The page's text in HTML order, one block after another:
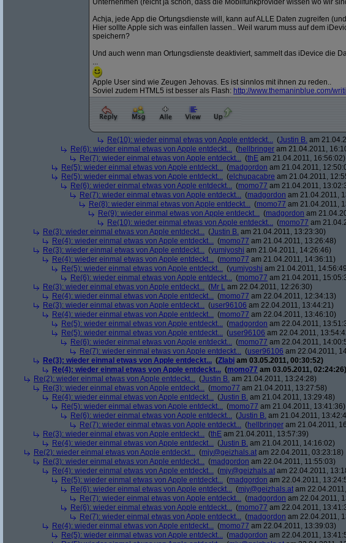
Unternehmen (reicht ja schon, dass die Mobilfunkprovider wissen wo wir
Achja, jede App die Ortungsdienste will, kann auf ALLE Daten zugreifen
Hier sollte Apple sich was einfallen lassen.. Weil warum muss auf dem
speichern?
Und auch wenn man Ortungsdienste deaktiviert, sammelt das iDevice die
...
Apple User sind wie Zeugen Jehovas. Es ist sinnlos mit ihnen zu reden..
Soviel zudem HTML5 ist besser als Flash: http://www.themaninblue.com/
Re(10): wieder einmal etwas von Apple entdeckt... (Justin B. am
Re(6): wieder einmal etwas von Apple entdeckt... (hellbringer am 21.04.2011,
Re(7): wieder einmal etwas von Apple entdeckt... (thE am 21.04.2011, 16:56:02)
Re(5): wieder einmal etwas von Apple entdeckt... (madgordon am 21.04.2011,
Re(5): wieder einmal etwas von Apple entdeckt... (elchupacabre am 21.04.2011,
Re(6): wieder einmal etwas von Apple entdeckt... (momo77 am 21.04.2011,
Re(7): wieder einmal etwas von Apple entdeckt... (madgordon am 21.04.2011,
Re(8): wieder einmal etwas von Apple entdeckt... (momo77 am 21.04.2011,
Re(9): wieder einmal etwas von Apple entdeckt... (madgordon am
Re(10): wieder einmal etwas von Apple entdeckt... (momo77 am
Re(3): wieder einmal etwas von Apple entdeckt... (Justin B. am 21.04.2011, 13:23:30)
Re(4): wieder einmal etwas von Apple entdeckt... (momo77 am 21.04.2011, 13:26:48)
Re(3): wieder einmal etwas von Apple entdeckt... (yumiyoshi am 21.04.2011, 14:26:46)
Re(4): wieder einmal etwas von Apple entdeckt... (momo77 am 21.04.2011, 14:36:11)
Re(5): wieder einmal etwas von Apple entdeckt... (yumiyoshi am 21.04.2011,
Re(6): wieder einmal etwas von Apple entdeckt... (momo77 am 21.04.2011,
Re(3): wieder einmal etwas von Apple entdeckt... (Mr L am 22.04.2011, 12:26:30)
Re(4): wieder einmal etwas von Apple entdeckt... (momo77 am 22.04.2011, 12:34:13)
Re(3): wieder einmal etwas von Apple entdeckt... (user96106 am 22.04.2011, 13:44:21)
Re(4): wieder einmal etwas von Apple entdeckt... (momo77 am 22.04.2011, 13:46:10)
Re(5): wieder einmal etwas von Apple entdeckt... (madgordon am 22.04.2011,
Re(5): wieder einmal etwas von Apple entdeckt... (user96106 am 22.04.2011,
Re(6): wieder einmal etwas von Apple entdeckt... (momo77 am 22.04.2011,
Re(7): wieder einmal etwas von Apple entdeckt... (user96106 am 22.04.2011,
Re(3): wieder einmal etwas von Apple entdeckt... (Zlabi am 03.05.2011, 00:30:52)
Re(4): wieder einmal etwas von Apple entdeckt... (momo77 am 03.05.2011, 02:24:26)
Re(2): wieder einmal etwas von Apple entdeckt... (Justin B. am 21.04.2011, 13:24:28)
Re(3): wieder einmal etwas von Apple entdeckt... (momo77 am 21.04.2011, 13:27:58)
Re(4): wieder einmal etwas von Apple entdeckt... (Justin B. am 21.04.2011, 13:29:48)
Re(5): wieder einmal etwas von Apple entdeckt... (momo77 am 21.04.2011, 13:41:36)
Re(6): wieder einmal etwas von Apple entdeckt... (Justin B. am 21.04.2011,
Re(7): wieder einmal etwas von Apple entdeckt... (hellbringer am 21.04.2011,
Re(3): wieder einmal etwas von Apple entdeckt... (thE am 21.04.2011, 13:57:39)
Re(4): wieder einmal etwas von Apple entdeckt... (Justin B. am 21.04.2011, 14:16:02)
Re(2): wieder einmal etwas von Apple entdeckt... (mjy@geizhals.at am 22.04.2011, 03:23:18)
Re(3): wieder einmal etwas von Apple entdeckt... (madgordon am 22.04.2011, 11:55:03)
Re(4): wieder einmal etwas von Apple entdeckt... (mjy@geizhals.at am 22.04.2011,
Re(5): wieder einmal etwas von Apple entdeckt... (madgordon am 22.04.2011,
Re(6): wieder einmal etwas von Apple entdeckt... (mjy@geizhals.at am
Re(7): wieder einmal etwas von Apple entdeckt... (madgordon am 22.04.2011,
Re(6): wieder einmal etwas von Apple entdeckt... (momo77 am 22.04.2011,
Re(7): wieder einmal etwas von Apple entdeckt... (madgordon am 22.04.2011,
Re(4): wieder einmal etwas von Apple entdeckt... (momo77 am 22.04.2011, 13:39:03)
Re(5): wieder einmal etwas von Apple entdeckt... (madgordon am 22.04.2011,